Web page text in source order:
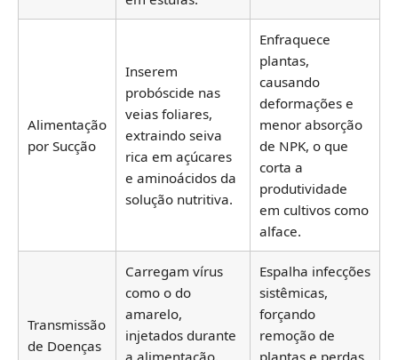
Alimentação
por Sucção
Inserem
probóscide nas
veias foliares,
extraindo seiva
rica em açúcares
e aminoácidos da
solução nutritiva.
Enfraquece
plantas,
causando
deformações e
menor absorção
de NPK, o que
corta a
produtividade
em cultivos como
alface.
Transmissão
de Doenças
Carregam vírus
como o do
amarelo,
injetados durante
Espalha infecções
sistêmicas,
forçando
remoção de